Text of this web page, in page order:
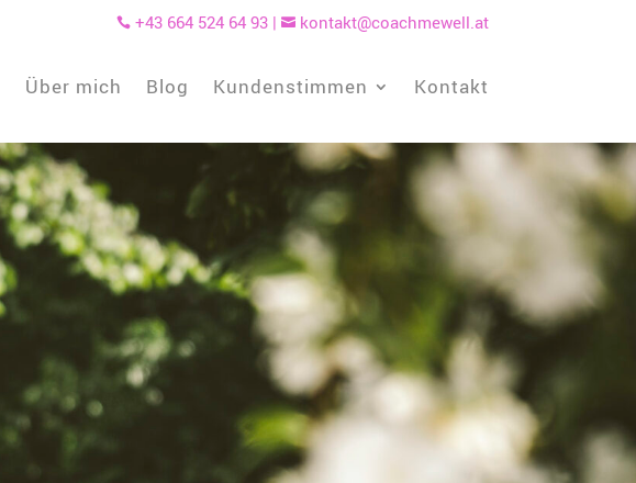
 +43 664 524 64 93| kontakt@coachmewell.at
Über mich Blog Kundenstimmen Kontakt